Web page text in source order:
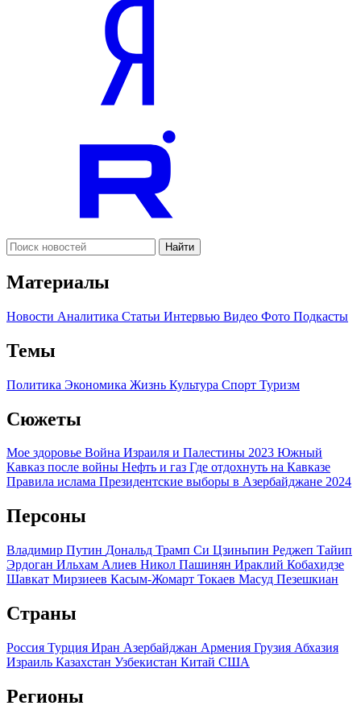
Найти
Материалы
Новости Аналитика Статьи Интервью Видео Фото Подкасты
Темы
Политика Экономика Жизнь Культура Спорт Туризм
Сюжеты
Мое здоровье Война Израиля и Палестины 2023 Южный
Кавказ после войны Нефть и газ Где отдохнуть на Кавказе
Правила ислама Президентские выборы в Азербайджане 2024
Персоны
Владимир Путин Дональд Трамп Си Цзиньпин Реджеп Тайип
Эрдоган Ильхам Алиев Никол Пашинян Ираклий Кобахидзе
Шавкат Мирзиеев Касым-Жомарт Токаев Масуд Пезешкиан
Страны
Россия Турция Иран Азербайджан Армения Грузия Абхазия
Израиль Казахстан Узбекистан Китай США
Регионы